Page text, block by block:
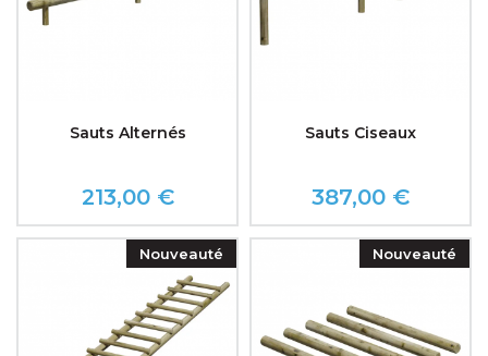
Sauts Alternés
Prix
213,00 €
Sauts Ciseaux
Prix
387,00 €
Nouveauté Nouveauté